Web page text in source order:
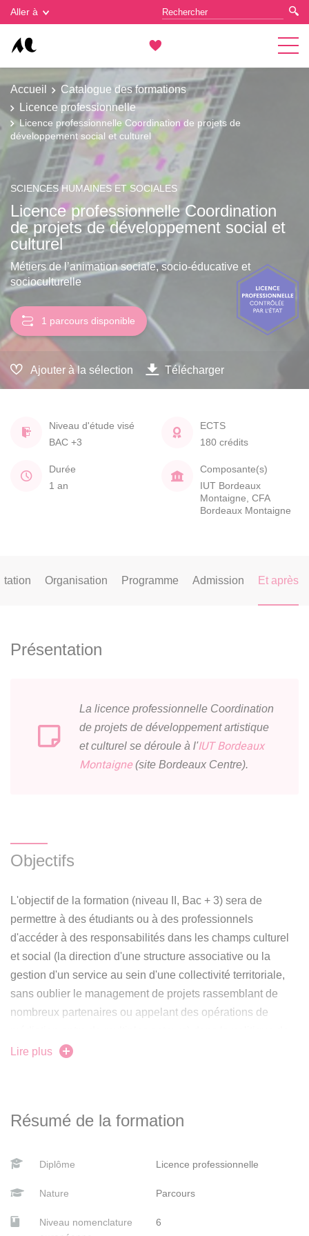
Aller à
Accueil
Catalogue des formations
Licence professionnelle
Licence professionnelle Coordination de projets de
développement social et culturel
SCIENCES HUMAINES ET SOCIALES
Licence professionnelle Coordination
de projets de développement social et
culturel
Métiers de l’animation sociale, socio-éducative et
socioculturelle
1 parcours disponible
Ajouter à la sélection Télécharger
Niveau d'étude visé
BAC +3
ECTS
180 crédits
Durée
1 an
Composante(s)
IUT Bordeaux
Montaigne, CFA
Bordeaux Montaigne
Organisation Programme Admission Et après
Présentation
La licence professionnelle Coordination
de projets de développement artistique
et culturel se déroule à l'IUT Bordeaux
Montaigne (site Bordeaux Centre).
Objectifs
L'objectif de la formation (niveau II, Bac + 3) sera de
permettre à des étudiants ou à des professionnels
d'accéder à des responsabilités dans les champs culturel
et social (la direction d'une structure associative ou la
gestion d'un service au sein d'une collectivité territoriale,
sans oublier le management de projets rassemblant de
nombreux partenaires ou appelant des opérations de
la ville, la prévention de la délinquance ou l'insertion
sein des territoires et auprès de publics déterminés ;
une connaissance et une maîtrise suffisante des
s'inscrivent les actions ;
Lire plus
Résumé de la formation
Diplôme Licence professionnelle
Nature Parcours
Niveau nomenclature
6
Gestion des cookies